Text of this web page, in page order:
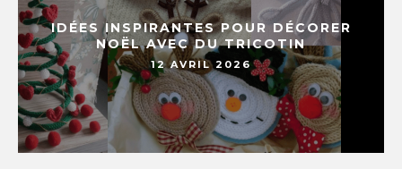
IDÉES INSPIRANTES POUR DÉCORER
NOËL AVEC DU TRICOTIN
12 AVRIL 2026